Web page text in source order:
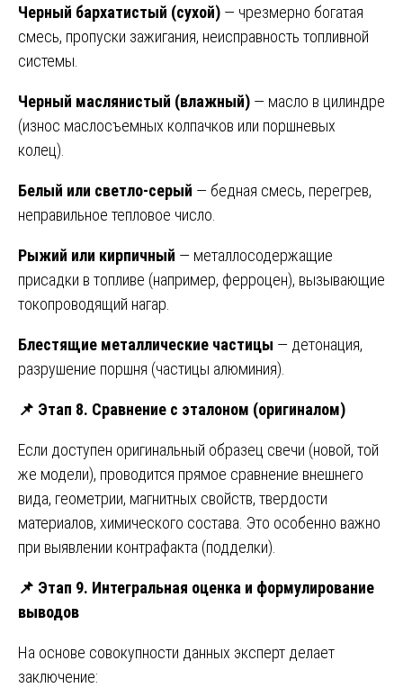
Черный бархатистый (сухой) — чрезмерно богатая
смесь, пропуски зажигания, неисправность топливной
системы.
Черный маслянистый (влажный) — масло в цилиндре
(износ маслосъемных колпачков или поршневых
колец).
Белый или светло-серый — бедная смесь, перегрев,
неправильное тепловое число.
Рыжий или кирпичный — металлосодержащие
присадки в топливе (например, ферроцен), вызывающие
токопроводящий нагар.
Блестящие металлические частицы — детонация,
разрушение поршня (частицы алюминия).
📌 Этап 8. Сравнение с эталоном (оригиналом)
Если доступен оригинальный образец свечи (новой, той
же модели), проводится прямое сравнение внешнего
вида, геометрии, магнитных свойств, твердости
материалов, химического состава. Это особенно важно
при выявлении контрафакта (подделки).
📌 Этап 9. Интегральная оценка и формулирование
выводов
На основе совокупности данных эксперт делает
заключение: